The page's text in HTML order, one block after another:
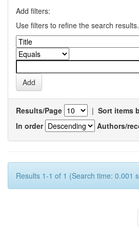
Add filters:
Use filters to refine the search results.
Results/Page | Sort items
In order
Authors/
Results 1-1 of 1 (Search time: 0.001